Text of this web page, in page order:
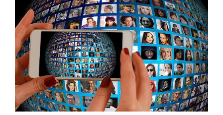
Consulenza Organizzativa ​​
Politiche Attive
GOL
Contatti
Ingrandisci
immagine